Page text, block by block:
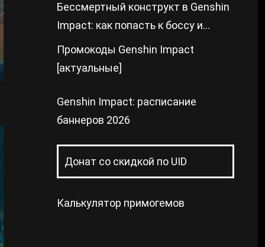
Бессмертный конструкт в Genshin
Impact: как попасть к боссу и
победить
Промокоды Genshin Impact
[актуальные]
Genshin Impact: расписание
баннеров 2026
Донат со скидкой по UID
Калькулятор примогемов